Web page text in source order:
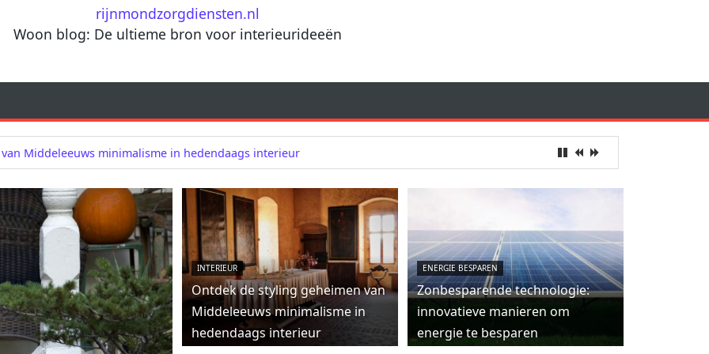
rijnmondzorgdiensten.nl
Woon blog: De ultieme bron voor interieurideeën
Middeleeuws minimalisme in hedendaags interieur
INTERIEUR
Ontdek de styling geheimen van
Middeleeuws minimalisme in
hedendaags interieur
ENERGIE BESPAREN
Zonbesparende technologie:
innovatieve manieren om
energie te besparen